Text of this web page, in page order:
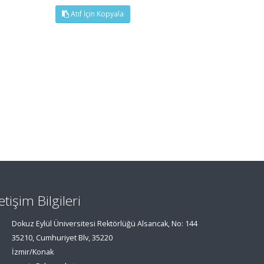
Atıf İçin Kopyala
Bilgileri
Dokuz Eylül Üniversitesi Rektörlüğü Alsancak, No: 144
35210, Cumhuriyet Blv, 35220
İzmir/Konak